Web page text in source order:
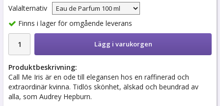
Valalternativ
Finns i lager för omgående leverans
Lägg i varukorgen
Produktbeskrivning:
Call Me Iris är en ode till elegansen hos en raffinerad och
extraordinär kvinna. Tidlös skönhet, älskad och beundrad av
alla, som Audrey Hepburn.